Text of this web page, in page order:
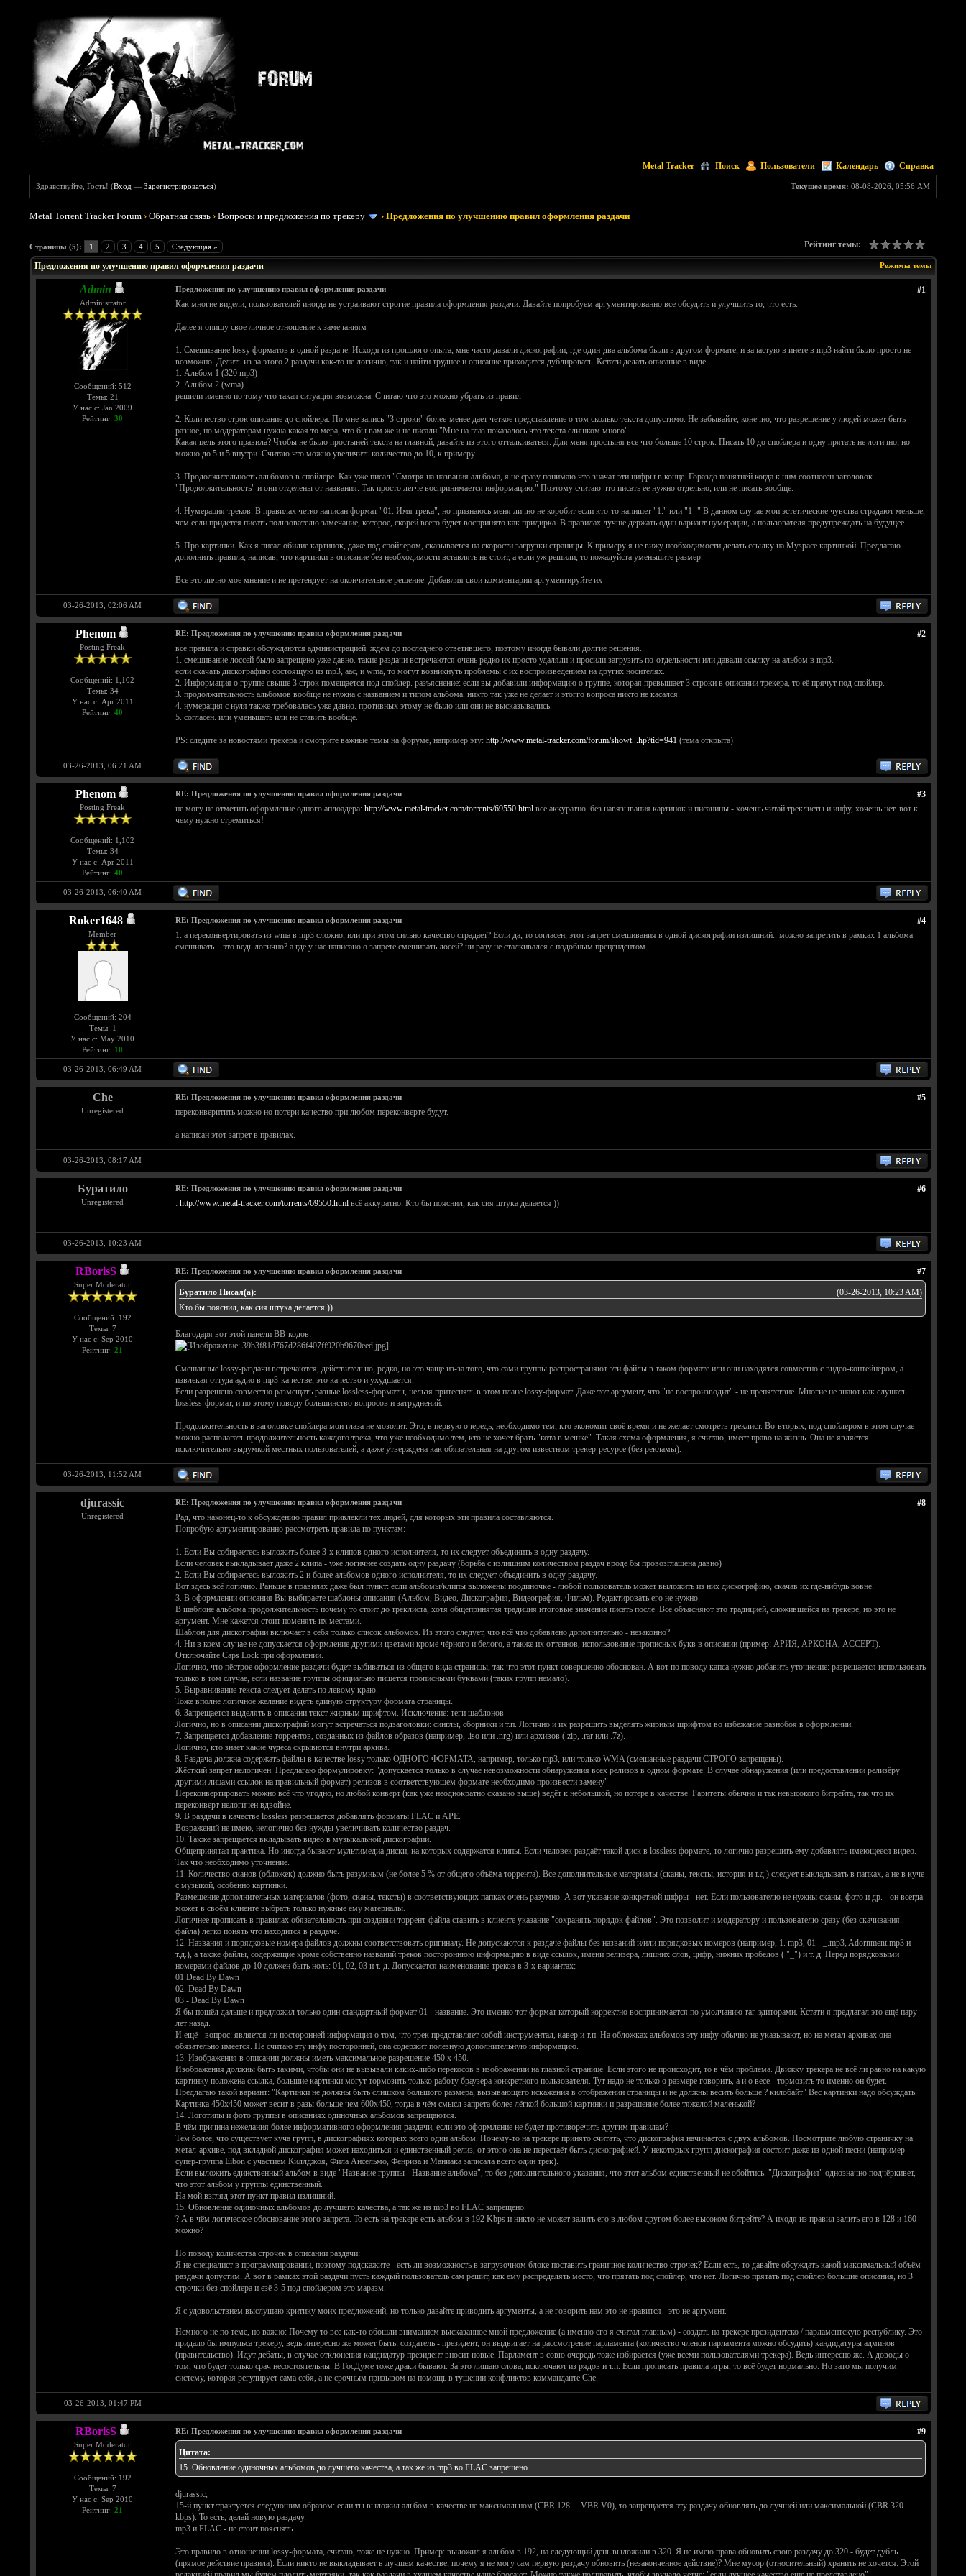
Metal Tracker Поиск Пользователи Календарь Справка
Текущее время: 08-08-2026, 05:56 AM
Здравствуйте, Гость! (Вход —Зарегистрироваться)
Metal Torrent Tracker Forum ›Обратная связь ›Вопросы и предложения по трекеру ›Предложения по улучшению правил оформления раздачи
Страницы (5): 1 2 3 4 5 Следующая » Рейтинг темы:
Голосов: 0 - Средняя оценка: 0
12345
Режимы темы
Предложения по улучшению правил оформления раздачи
Admin
Administrator
Сообщений: 512
Темы: 21
У нас с: Jan 2009
Рейтинг: 30
#1
Предложения по улучшению правил оформления раздачи
Как многие видели, пользователей иногда не устраивают строгие правила оформления раздачи. Давайте попробуем аргументированно все обсудить и улучшить то, что есть.
Далее я опишу свое личное отношение к замечаниям
1. Смешивание lossy форматов в одной раздаче. Исходя из прошлого опыта, мне часто давали дискографии, где один-два альбома были в другом формате, и зачастую в инете в mp3 найти было просто не
возможно. Делить из за этого 2 раздачи как-то не логично, так и найти труднее и описание приходится дублировать. Кстати делать описание в виде
1. Альбом 1 (320 mp3)
2. Альбом 2 (wma)
решили именно по тому что такая ситуация возможна. Считаю что это можно убрать из правил
2. Количество строк описание до спойлера. По мне запись "3 строки" более-менее дает четкое представление о том сколько текста допустимо. Не забывайте, конечно, что разрешение у людей может быть
разное, но модераторам нужна какая то мера, что бы вам же и не писали "Мне на глаз показалось что текста слишком много"
Какая цель этого правила? Чтобы не было простыней текста на главной, давайте из этого отталкиваться. Для меня простыня все что больше 10 строк. Писать 10 до спойлера и одну прятать не логично, но
можно до 5 и 5 внутри. Считаю что можно увеличить количество до 10, к примеру.
3. Продолжительность альбомов в спойлере. Как уже писал "Смотря на названия альбома, я не сразу понимаю что значат эти цифры в конце. Гораздо понятней когда к ним соотнесен заголовок
"Продолжительность" и они отделены от названия. Так просто легче воспринимается информацию." Поэтому считаю что писать ее нужно отдельно, или не писать вообще.
4. Нумерация треков. В правилах четко написан формат "01. Имя трека", но признаюсь меня лично не коробит если кто-то напишет "1." или "1 -" В данном случае мои эстетические чувства страдают меньше,
чем если придется писать пользователю замечание, которое, скорей всего будет воспринято как придирка. В правилах лучше держать один вариант нумерации, а пользователя предупреждать на будущее.
5. Про картинки. Как я писал обилие картинок, даже под спойлером, сказывается на скорости загрузки страницы. К примеру я не вижу необходимости делать ссылку на Myspace картинкой. Предлагаю
дополнить правила, написав, что картинки в описание без необходимости вставлять не стоит, а если уж решили, то пожалуйста уменьшите размер.
Все это лично мое мнение и не претендует на окончательное решение. Добавляя свои комментарии аргументируйте их
03-26-2013, 02:06 AM
Phenom
Posting Freak
Сообщений: 1,102
Темы: 34
У нас с: Apr 2011
Рейтинг: 40
#2
RE: Предложения по улучшению правил оформления раздачи
все правила и справки обсуждаются администрацией. ждем до последнего ответившего, поэтому иногда бывали долгие решения.
1. смешивание лоссей было запрещено уже давно. такие раздачи встречаются очень редко их просто удаляли и просили загрузить по-отдельности или давали ссылку на альбом в mp3.
если скачать дискографию состоящую из mp3, aac, и wma, то могут возникнуть проблемы с их воспроизведением на других носителях.
2. Информация о группе свыше 3 строк помещается под спойлер. разъяснение: если вы добавили информацию о группе, которая превышает 3 строки в описании трекера, то её прячут под спойлер.
3. продолжительность альбомов вообще не нужна с названием и типом альбома. никто так уже не делает и этогго вопроса никто не касался.
4. нумерация с нуля также требовалась уже давно. противных этому не было или они не высказывались.
5. согласен. или уменьшать или не ставить вообще.
PS: следите за новостями трекера и смотрите важные темы на форуме, например эту: http://www.metal-tracker.com/forum/showt...hp?tid=941(тема открыта)
03-26-2013, 06:21 AM
Phenom
Posting Freak
Сообщений: 1,102
Темы: 34
У нас с: Apr 2011
Рейтинг: 40
#3
RE: Предложения по улучшению правил оформления раздачи
не могу не отметить оформление одного аплоадера: http://www.metal-tracker.com/torrents/69550.htmlвсё аккуратно. без навязывания картинок и писанины - хочешь читай треклисты и инфу, хочешь нет. вот к
чему нужно стремиться!
03-26-2013, 06:40 AM
Roker1648
Member
Сообщений: 204
Темы: 1
У нас с: May 2010
Рейтинг: 10
#4
RE: Предложения по улучшению правил оформления раздачи
1. а переконвертировать из wma в mp3 сложно, или при этом сильно качество страдает? Если да, то согласен, этот запрет смешивания в одной дискографии излишний.. можно запретить в рамках 1 альбома
смешивать... это ведь логично? а где у нас написано о запрете смешивать лосей? ни разу не сталкивался с подобным прецендентом..
03-26-2013, 06:49 AM
Che
Unregistered
#5
RE: Предложения по улучшению правил оформления раздачи
переконверитить можно но потери качество при любом переконверте будут.
а написан этот запрет в правилах.
03-26-2013, 08:17 AM
Буратило
Unregistered
#6
RE: Предложения по улучшению правил оформления раздачи
: http://www.metal-tracker.com/torrents/69550.htmlвсё аккуратно. Кто бы пояснил, как сия штука делается ))
03-26-2013, 10:23 AM
RBorisS
Super Moderator
Сообщений: 192
Темы: 7
У нас с: Sep 2010
Рейтинг: 21
#7
RE: Предложения по улучшению правил оформления раздачи
(03-26-2013, 10:23 AM)
Буратило Писал(а):
Кто бы пояснил, как сия штука делается ))
Благодаря вот этой панели BB-кодов:
Смешанные lossy-раздачи встречаются, действительно, редко, но это чаще из-за того, что сами группы распространяют эти файлы в таком формате или они находятся совместно с видео-контейнером, а
извлекая оттуда аудио в mp3-качестве, это качество и ухудшается.
Если разрешено совместно размещать разные lossless-форматы, нельзя притеснять в этом плане lossy-формат. Даже тот аргумент, что "не воспроизводит" - не препятствие. Многие не знают как слушать
lossless-формат, и по этому поводу большинство вопросов и затруднений.
Продолжительность в заголовке спойлера мои глаза не мозолит. Это, в первую очередь, необходимо тем, кто экономит своё время и не желает смотреть треклист. Во-вторых, под спойлером в этом случае
можно располагать продолжительность каждого трека, что уже необходимо тем, кто не хочет брать "кота в мешке". Такая схема оформления, я считаю, имеет право на жизнь. Она не является
исключительно выдумкой местных пользователей, а даже утверждена как обязательная на другом известном трекер-ресурсе (без рекламы).
03-26-2013, 11:52 AM
djurassic
Unregistered
#8
RE: Предложения по улучшению правил оформления раздачи
Рад, что наконец-то к обсуждению правил привлекли тех людей, для которых эти правила составляются.
Попробую аргументированно рассмотреть правила по пунктам:
1. Если Вы собираетесь выложить более 3-х клипов одного исполнителя, то их следует объединить в одну раздачу.
Если человек выкладывает даже 2 клипа - уже логичнее создать одну раздачу (борьба с излишним количеством раздач вроде бы провозглашена давно)
2. Если Вы собираетесь выложить 2 и более альбомов одного исполнителя, то их следует объединить в одну раздачу.
Вот здесь всё логично. Раньше в правилах даже был пункт: если альбомы/клипы выложены поодиночке - любой пользователь может выложить из них дискографию, скачав их где-нибудь вовне.
3. В оформлении описания Вы выбираете шаблоны описания (Альбом, Видео, Дискография, Видеография, Фильм). Редактировать его не нужно.
В шаблоне альбома продолжительность почему то стоит до треклиста, хотя общепринятая традиция итоговые значения писать после. Все объясняют это традицией, сложившейся на трекере, но это не
аргумент. Мне кажется стоит поменять их местами.
Шаблон для дискографии включает в себя только список альбомов. Из этого следует, что всё что добавлено дополнительно - незаконно?
4. Ни в коем случае не допускается оформление другими цветами кроме чёрного и белого, а также их оттенков, использование прописных букв в описании (пример: АРИЯ, АРКОНА, ACCEPT).
Отключайте Caps Lock при оформлении.
Логично, что пёстрое оформление раздачи будет выбиваться из общего вида страницы, так что этот пункт совершенно обоснован. А вот по поводу капса нужно добавить уточнение: разрешается использовать
только в том случае, если название группы официально пишется прописными буквами (таких групп немало).
5. Выравнивание текста следует делать по левому краю.
Тоже вполне логичное желание видеть единую структуру формата страницы.
6. Запрещается выделять в описании текст жирным шрифтом. Исключение: теги шаблонов
Логично, но в описании дискографий могут встречаться подзаголовки: синглы, сборники и т.п. Логично и их разрешить выделять жирным шрифтом во избежание разнобоя в оформлении.
7. Запрещается добавление торрентов, созданных из файлов образов (например, .iso или .nrg) или архивов (.zip, .rar или .7z).
Логично, кто знает какие чудеса скрывются внутри архива.
8. Раздача должна содержать файлы в качестве lossy только ОДНОГО ФОРМАТА, например, только mp3, или только WMA (смешанные раздачи СТРОГО запрещены).
Жёсткий запрет нелогичен. Предлагаю формулировку: "допускается только в случае невозможности обнаружения всех релизов в одном формате. В случае обнаружения (или предоставлении релизёру
другими лицами ссылок на правильный формат) релизов в соответствующем формате необходимо произвести замену"
Переконвертировать можно всё что угодно, но любой конверт (как уже неоднократно сказано выше) ведёт к небольшой, но потере в качестве. Раритеты обычно и так невысокого битрейта, так что их
переконверт нелогичен вдвойне.
9. В раздачи в качестве lossless разрешается добавлять форматы FLAC и APE.
Возражений не имею, нелогично без нужды увеличивать количество раздач.
10. Также запрещается вкладывать видео в музыкальной дискографии.
Общепринятая практика. Но иногда бывают мультимедиа диски, на которых содержатся клипы. Если человек раздаёт такой диск в lossless формате, то логично разрешить ему добавлять имеющееся видео.
Так что необходимо уточнение.
11. Количество сканов (обложек) должно быть разумным (не более 5 % от общего объёма торрента). Все дополнительные материалы (сканы, тексты, история и т.д.) следует выкладывать в папках, а не в куче
с музыкой, особенно картинки.
Размещение дополнительных материалов (фото, сканы, тексты) в соответствующих папках очень разумно. А вот указание конкретной цифры - нет. Если пользователю не нужны сканы, фото и др. - он всегда
может в своём клиенте выбрать только нужные ему материалы.
Логичнее прописать в правилах обязательность при создании торрент-файла ставить в клиенте указание "сохранять порядок файлов". Это позволит и модератору и пользователю сразу (без скачивания
файла) легко понять что находится в раздаче.
12. Названия и порядковые номера файлов должны соответствовать оригиналу. Не допускаются к раздаче файлы без названий и/или порядковых номеров (например, 1. mp3, 01 - _.mp3, Adornment.mp3 и
т.д.), а также файлы, содержащие кроме собственно названий треков постороннюю информацию в виде ссылок, имени релизера, лишних слов, цифр, нижних пробелов ( "_") и т. д. Перед порядковыми
номерами файлов до 10 должен быть ноль: 01, 02, 03 и т. д. Допускается наименование треков в 3-х вариантах:
01 Dead By Dawn
02. Dead By Dawn
03 - Dead By Dawn
Я бы пошёл дальше и предложил только один стандартный формат 01 - название. Это именно тот формат который корректно воспринимается по умолчанию таг-эдиторами. Кстати я предлагал это ещё пару
лет назад.
И ещё - вопрос: является ли посторонней информация о том, что трек представляет собой инструментал, кавер и т.п. На обложках альбомов эту инфу обычно не указывают, но на метал-архивах она
обязательно имеется. Не считаю эту инфу посторонней, она содержит полезную дополнительную информацию.
13. Изображения в описании должны иметь максимальное разрешение 450 х 450.
Изображения должны быть такими, чтобы они не вызывали каких-либо перекосов в изображении на главной странице. Если этого не происходит, то в чём проблема. Движку трекера не всё ли равно на какую
картинку положена ссылка, большие картинки могут тормозить только работу браузера конкретного пользователя. Тут надо не только о размере говорить, а и о весе - тормозить то именно он будет.
Предлагаю такой вариант: "Картинки не должны быть слишком большого размера, вызывающего искажения в отображении страницы и не должны весить больше ? килобайт" Вес картинки надо обсуждать.
Картинка 450x450 может весит в разы больше чем 600x450, тогда в чём смысл запрета более лёгкой большой картинки и разрешение более тяжелой маленькой?
14. Логотипы и фото группы в описаниях одиночных альбомов запрещаются.
В чём причина нежелания более информативного оформления раздачи, если это оформление не будет противоречить другим правилам?
Тем более, что существует куча групп, в дискографиях которых всего один альбом. Почему-то на трекере принято считать, что дискография начинается с двух альбомов. Посмотрите любую страничку на
метал-архиве, под вкладкой дискография может находиться и единственный релиз, от этого она не перестаёт быть дискографией. У некоторых групп дискография состоит даже из одной песни (например
супер-группа Eibon с участием Киллджоя, Фила Ансельмо, Фенриза и Маниака записала всего один трек).
Если выложить единственный альбом в виде "Название группы - Название альбома", то без дополнительного указания, что этот альбом единственный не обойтись. "Дискография" однозначно подчёркивет,
что этот альбом у группы единственный.
На мой взгляд этот пункт правил излишний.
15. Обновление одиночных альбомов до лучшего качества, а так же из mp3 во FLAC запрещено.
? А в чём логическое обоснование этого запрета. То есть на трекере есть альбом в 192 Kbps и никто не может залить его в любом другом более высоком битрейте? А иходя из правил залить его в 128 и 160
можно?
По поводу количества строчек в описании раздачи:
Я не специалист в программировании, поэтому подскажите - есть ли возможность в загрузочном блоке поставить граничное количество строчек? Если есть, то давайте обсуждать какой максимальный объём
раздачи допустим. А вот в рамках этой раздачи пусть каждый пользователь сам решит, как ему распределять место, что прятать под спойлер, что нет. Логично прятать под спойлер большие описания, но 3
строчки без спойлера и езё 3-5 под спойлером это маразм.
Я с удовольствием выслушаю критику моих предложений, но только давайте приводить аргументы, а не говорить нам это не нравится - это не аргумент.
Немного не по теме, но важно: Почему то все как-то обошли вниманием высказанное мной предложение (а именно его я считал главным) - создать на трекере президентско / парламентскую республику. Это
придало бы импульса трекеру, ведь интересно же может быть: создатель - президент, он выдвигает на рассмотрение парламента (количество членов парламента можно обсудить) кандидатуры админов
(правительство). Идут дебаты, в случае отклонения кандидатур президент вносит новые. Парламент в совю очередь тоже избирается (уже всеми пользователями трекера). Ведь интересно же. А доводы о
том, что будет только срач несостоятельны. В ГосДуме тоже драки бывают. За это лишаю слова, исключают из рядов и т.п. Если прописать правила игры, то всё будет нормально. Но зато мы получим
систему, которая регулирует сама себя, а не срочным призывом на помощь в тушении конфликтов комманданте Che.
03-26-2013, 01:47 PM
RBorisS
Super Moderator
Сообщений: 192
Темы: 7
У нас с: Sep 2010
Рейтинг: 21
#9
RE: Предложения по улучшению правил оформления раздачи
Цитата:
15. Обновление одиночных альбомов до лучшего качества, а так же из mp3 во FLAC запрещено.
djurassic,
15-й пункт трактуется следующим образом: если ты выложил альбом в качестве не максимальном (CBR 128 ... VBR V0), то запрещается эту раздачу обновлять до лучшей или максимальной (CBR 320
kbps). То есть, делай новую раздачу.
mp3 и FLAC - не стоит пояснять.
Это правило в отношении lossy-формата, считаю, тоже не нужно. Пример: выложил я альбом в 192, на следующий день выложили в 320. Я не имею права обновить свою раздачу до 320 - будет дубль
(прямое действие правила). Если никто не выкладывает в лучшем качестве, почему я не могу сам первую раздачу обновить (незаконченное действие)? Мне мусор (относительный) хранить не хочется. Этой